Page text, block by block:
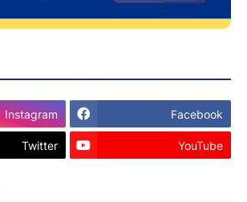
Instagram Facebook
Twitter YouTube